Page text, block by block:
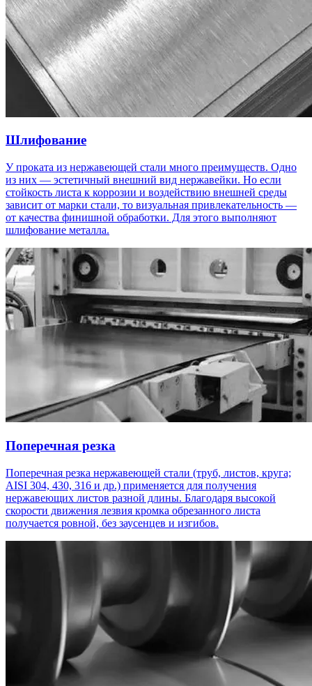
Шлифование
У проката из нержавеющей стали много преимуществ. Одно
из них — эстетичный внешний вид нержавейки. Но если
стойкость листа к коррозии и воздействию внешней среды
зависит от марки стали, то визуальная привлекательность —
от качества финишной обработки. Для этого выполняют
шлифование металла.
Поперечная резка
Поперечная резка нержавеющей стали (труб, листов, круга;
AISI 304, 430, 316 и др.) применяется для получения
нержавеющих листов разной длины. Благодаря высокой
скорости движения лезвия кромка обрезанного листа
получается ровной, без заусенцев и изгибов.